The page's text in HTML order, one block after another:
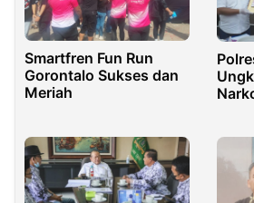
Smartfren Fun Run
Gorontalo Sukses dan
Meriah